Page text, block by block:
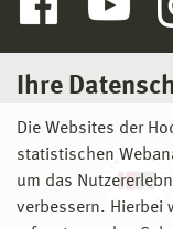
Ihre
Die Websites der
statistischen
um das
verbessern. Hierbei